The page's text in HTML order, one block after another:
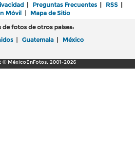
| Preguntas Frecuentes | RSS |
Móvil| Mapa de Sitio
de fotos de otros países:
| Guatemala | México
© MéxicoEnFotos, 2001-2026